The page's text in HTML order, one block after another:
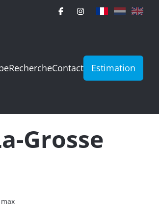
RechercheContact Estimation
Grosse
max